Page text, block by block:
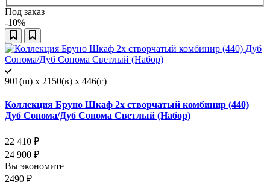
Под заказ
-10%
901(ш) x 2150(в) x 446(г)
Коллекция Бруно Шкаф 2х створчатый комбинир (440)
Дуб Сонома/Дуб Сонома Светлый (Набор)
22 410 ₽
24 900 ₽
Вы экономите
2490 ₽